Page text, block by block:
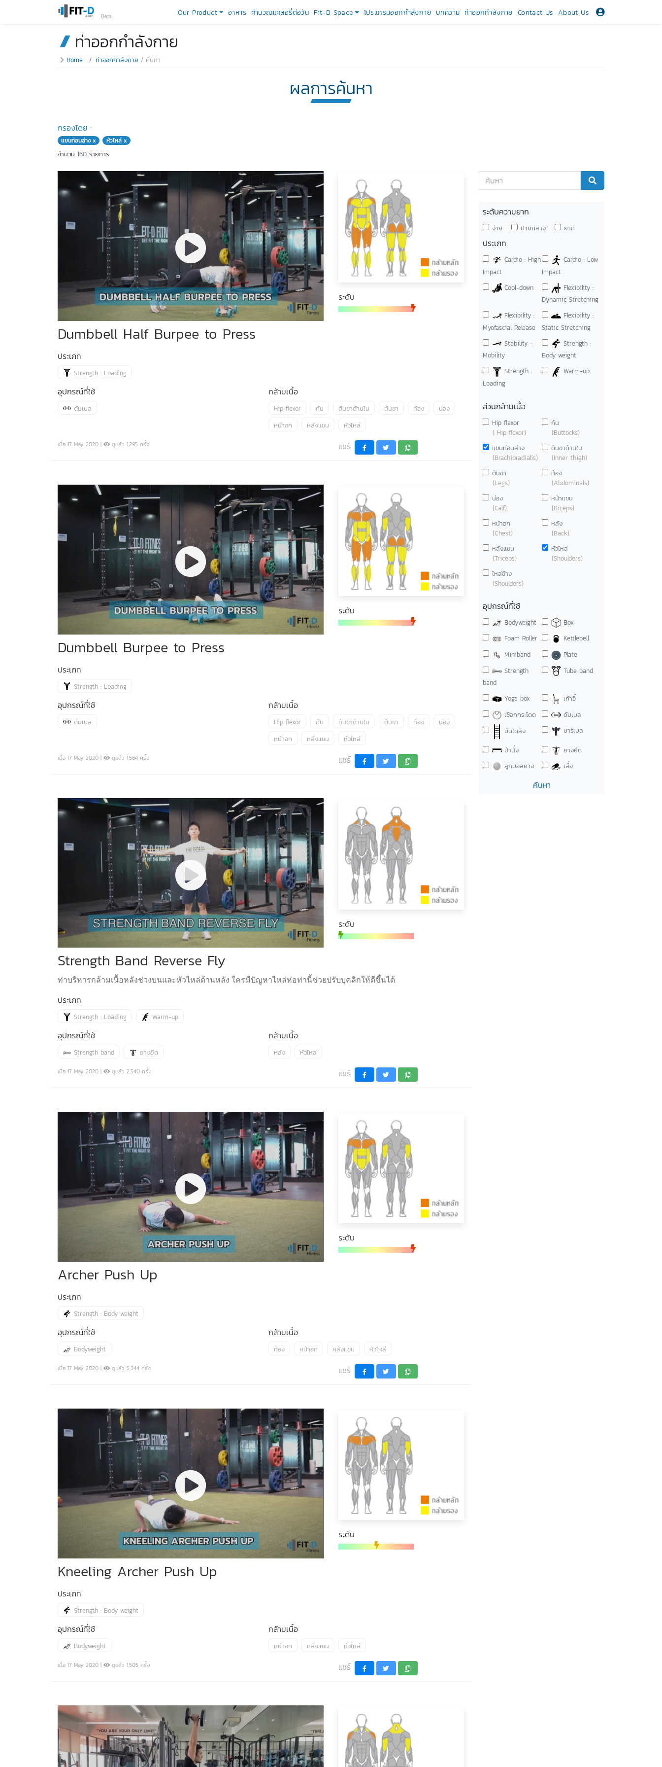
Our Product อาหาร คำนวณแคลอรี่ต่อวัน Fit-D Space โปรแกรมออกกำลังกาย บทความ ท่าออกกำลังกาย Contact Us About Us
Beta
ท่าออกกำลังกาย
Home ท่าออกกำลังกาย ค้นหา
ผลการค้นหา
กรองโดย :
แขนท่อนล่าง x หัวไหล่ x
จำนวน 160 รายการ
ระดับ
Dumbbell Half Burpee to Press
ประเภท
Strength : Loading
อุปกรณ์ที่ใช้
ดัมเบล
กล้ามเนื้อ
Hip flexor ก้น ต้นขาด้านใน ต้นขา ท้อง
น่อง
หน้าอก
หลังแขน หัวไหล่
เมื่อ 17 May 2020 | ดูแล้ว 1,295 ครั้ง แชร์
ระดับ
Dumbbell Burpee to Press
ประเภท
Strength : Loading
อุปกรณ์ที่ใช้
ดัมเบล
กล้ามเนื้อ
Hip flexor ก้น ต้นขาด้านใน ต้นขา ท้อง
น่อง
หน้าอก
หลังแขน หัวไหล่
เมื่อ 17 May 2020 | ดูแล้ว 1,564 ครั้ง แชร์
ระดับ
Strength Band Reverse Fly
ท่าบริหารกล้ามเนื้อหลังช่วงบนและหัวไหล่ด้านหลัง ใครมีปัญหาไหล่ห่อท่านี้ช่วยปรับบุคลิกให้ดีขึ้นได้
ประเภท
Strength : Loading Warm-up
อุปกรณ์ที่ใช้
Strength band ยางยืด
กล้ามเนื้อ
หลัง หัวไหล่
เมื่อ 17 May 2020 | ดูแล้ว 2,540 ครั้ง แชร์
ระดับ
Archer Push Up
ประเภท
Strength : Body weight
อุปกรณ์ที่ใช้
Bodyweight
กล้ามเนื้อ
ท้อง หน้าอก หลังแขน หัวไหล่
เมื่อ 17 May 2020 | ดูแล้ว 5,344 ครั้ง แชร์
ระดับ
Kneeling Archer Push Up
ประเภท
Strength : Body weight
อุปกรณ์ที่ใช้
Bodyweight
กล้ามเนื้อ
หน้าอก หลังแขน หัวไหล่
เมื่อ 17 May 2020 | ดูแล้ว 1,505 ครั้ง แชร์
ระดับความยาก
ง่าย ปานกลาง ยาก
ประเภท
Cardio : High
Impact
Cardio : Low
Impact
Cool-down
Flexibility :
Dynamic Stretching
Flexibility :
Myofascial Release
Flexibility :
Static Stretching
Stability -
Mobility
Strength :
Body weight
Strength :
Loading
Warm-up
ส่วนกล้ามเนื้อ
Hip flexor
( Hip flexor)
ก้น
(Buttocks)
แขนท่อนล่าง
(Brachioradialis)
ต้นขาด้านใน
(Inner thigh)
ต้นขา
(Legs)
ท้อง
(Abdominals)
น่อง
(Calf)
หน้าแขน
(Biceps)
หน้าอก
(Chest)
หลัง
(Back)
หลังแขน
(Triceps)
หัวไหล่
(Shoulders)
ไหล่ข้าง
(Shoulders)
อุปกรณ์ที่ใช้
Bodyweight
Box
Foam Roller
Kettlebell
Miniband
Plate
Strength
band
Tube band
Yoga box
เก้าอี้
เชือกกระโดด
ดัมเบล
บันไดลิง
บาร์เบล
ม้านั่ง
ยางยืด
ลูกบอลยาง
เสื่อ
ค้นหา